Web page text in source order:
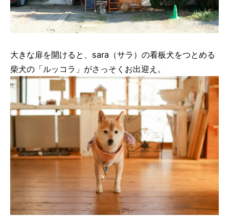
大きな扉を開けると、sara（サラ）の看板犬をつとめる
柴犬の「ルッコラ」がさっそくお出迎え。